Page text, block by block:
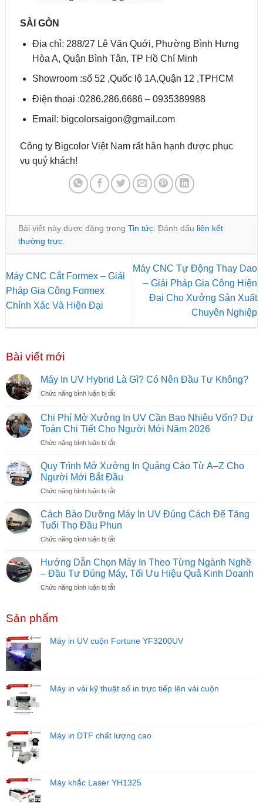
SÀI GÒN
Địa chỉ: 288/27 Lê Văn Quới, Phường Bình Hưng
Hòa A, Quận Bình Tân, TP Hồ Chí Minh
Showroom :số 52 ,Quốc lộ 1A,Quận 12 ,TPHCM
Điện thoại :0286.286.6686 – 0935389988
Email: bigcolorsaigon@gmail.com
Công ty Bigcolor Việt Nam rất hân hạnh được phục
vụ quý khách!
Bài viết này được đăng trong Tin tức. Đánh dấu liên kết
thường trực.
Máy CNC Cắt Formex – Giải
Pháp Gia Công Formex
Chính Xác Và Hiện Đại
Máy CNC Tự Động Thay Dao
– Giải Pháp Gia Công Hiện
Đại Cho Xưởng Sản Xuất
Chuyên Nghiệp
Bài viết mới
Máy In UV Hybrid Là Gì? Có Nên Đầu Tư Không?
Chức năng bình luận bị tắtở
UV
Hybrid
Là
Có
Nên
Đầu
Tư
Chi Phí Mở Xưởng In UV Cần Bao Nhiêu Vốn? Dự
Toán Chi Tiết Cho Người Mới Năm 2026
Chức năng bình luận bị tắtở
Phí
Mở
Xưởng
In
Cần
Bao
Vốn?
Toán
Chi
Cho
Quy Trình Mở Xưởng In Quảng Cáo Từ A–Z Cho
Người Mới Bắt Đầu
Chức năng bình luận bị tắtở
Trình
Xưởng
In
Cáo
Từ
A–
Z
Đầu
Cách Bảo Dưỡng Máy In UV Đúng Cách Để Tăng
Tuổi Thọ Đầu Phun
Chức năng bình luận bị tắtở
Bảo
Dưỡng
Máy
In
Tăng
Hướng Dẫn Chọn Máy In Theo Từng Ngành Nghề
– Đầu Tư Đúng Máy, Tối Ưu Hiệu Quả Kinh Doanh
Chức năng bình luận bị tắtở
In
–
Tối
Doanh
Sản phẩm
Máy in UV cuộn Fortune YF3200UV
Máy in vải kỹ thuật số in trực tiếp lên vải cuộn
Máy in DTF chất lượng cao
Máy khắc Laser YH1325